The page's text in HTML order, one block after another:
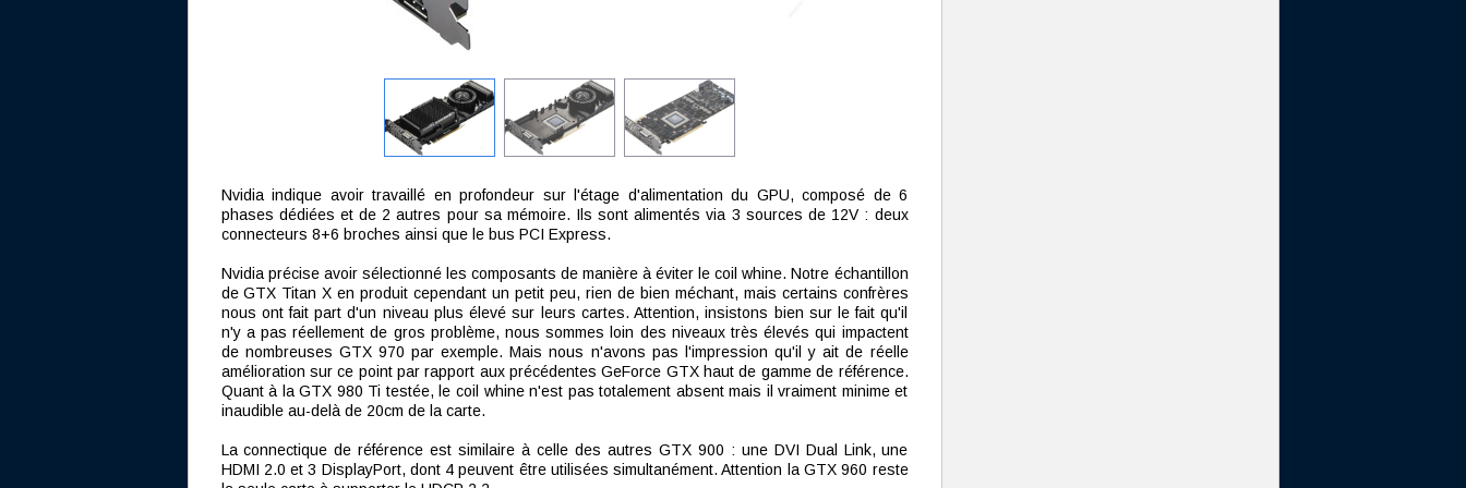
Nvidia indique avoir travaillé en profondeur sur l'étage d'alimentation du GPU, composé de 6
phases dédiées et de 2 autres pour sa mémoire. Ils sont alimentés via 3 sources de 12V : deux
connecteurs 8+6 broches ainsi que le bus PCI Express.
Nvidia précise avoir sélectionné les composants de manière à éviter le coil whine. Notre échantillon
de GTX Titan X en produit cependant un petit peu, rien de bien méchant, mais certains confrères
nous ont fait part d'un niveau plus élevé sur leurs cartes. Attention, insistons bien sur le fait qu'il
n'y a pas réellement de gros problème, nous sommes loin des niveaux très élevés qui impactent
de nombreuses GTX 970 par exemple. Mais nous n'avons pas l'impression qu'il y ait de réelle
amélioration sur ce point par rapport aux précédentes GeForce GTX haut de gamme de référence.
Quant à la GTX 980 Ti testée, le coil whine n'est pas totalement absent mais il vraiment minime et
inaudible au-delà de 20cm de la carte.
La connectique de référence est similaire à celle des autres GTX 900 : une DVI Dual Link, une
HDMI 2.0 et 3 DisplayPort, dont 4 peuvent être utilisées simultanément. Attention la GTX 960 reste